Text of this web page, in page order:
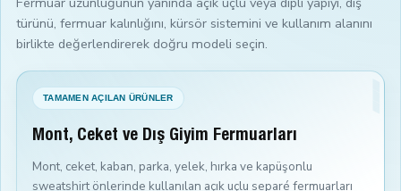
türünü, fermuar kalınlığını, kürsör sistemini ve kullanım alanını
birlikte değerlendirerek doğru modeli seçin.
TAMAMEN AÇILAN ÜRÜNLER
Mont, Ceket ve Dış Giyim Fermuarları
Mont, ceket, kaban, parka, yelek, hırka ve kapüşonlu
sweatshirt önlerinde kullanılan açık uçlu separé fermuarları